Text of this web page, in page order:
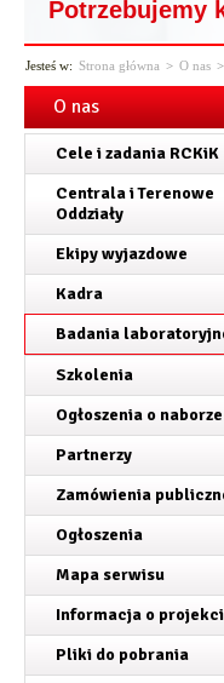
Potrzebujemy
Jesteś w: Strona główna > O nas >
O nas
Cele i zadania RCKiK
Centrala i Terenowe
Oddziały
Ekipy wyjazdowe
Kadra
Badania
Szkolenia
Ogłoszenia o naborze
Partnerzy
Zamówienia
Ogłoszenia
Mapa serwisu
Informacja o
Pliki do pobrania